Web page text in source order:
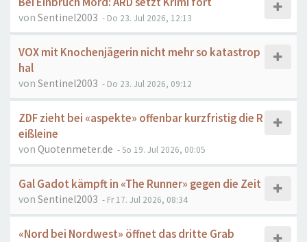
von Sentinel2003 - Do 23. Jul 2026, 12:13
VOX mit Knochenjägerin nicht mehr so katastrop
hal
von Sentinel2003 - Do 23. Jul 2026, 09:12
ZDF zieht bei «aspekte» offenbar kurzfristig die R
eißleine
von Quotenmeter.de - So 19. Jul 2026, 00:05
Gal Gadot kämpft in «The Runner» gegen die Zeit
von Sentinel2003 - Fr 17. Jul 2026, 08:34
«Nord bei Nordwest» öffnet das dritte Grab